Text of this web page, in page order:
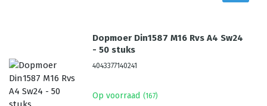
Dopmoer Din1587 M16 Rvs A4 Sw24
- 50 stuks
4043377140241
Op voorraad (167)